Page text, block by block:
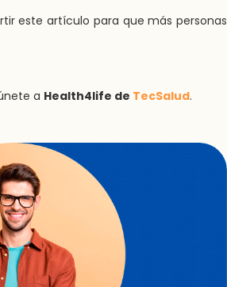
este artículo para que más personas
a Health4life de TecSalud.